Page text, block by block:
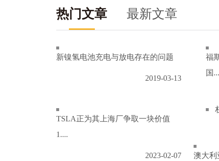
热门文章 最新文章
新镍氢电池充电与放电存在的问题
2019-03-13
福
国
TSLA正为其上海厂争取一块价值
1....
2023-02-07 澳大利